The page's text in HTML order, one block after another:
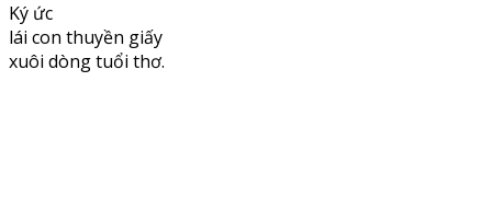
Ký ức
lái con thuyền giấy
xuôi dòng tuổi thơ.